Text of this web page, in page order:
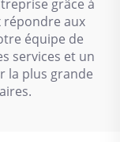
grâce à
répondre aux
équipe de
services et un
la plus grande